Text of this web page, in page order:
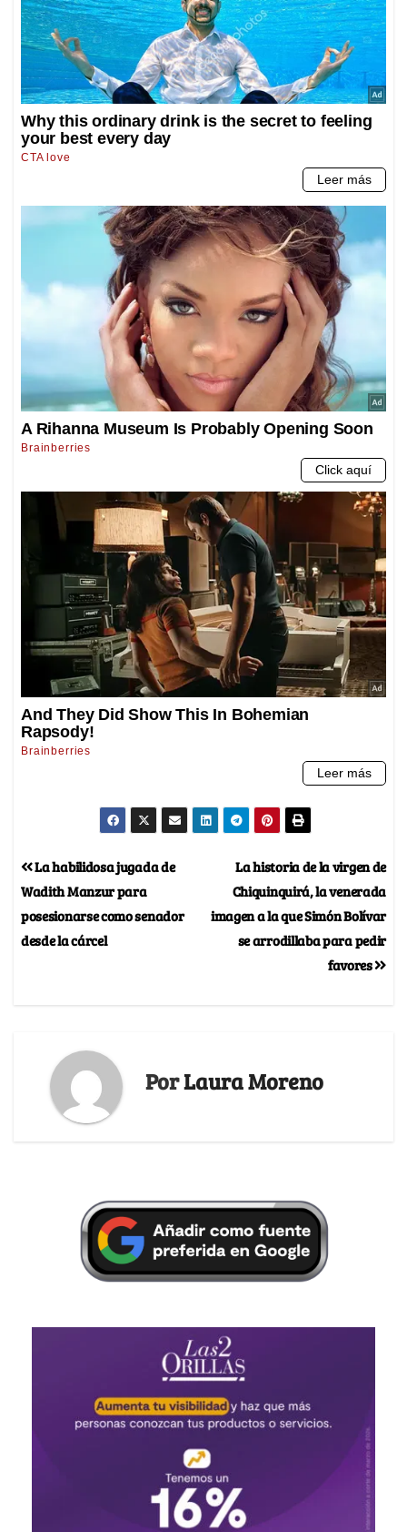
La historia de la virgen de
Chiquinquirá, la venerada
imagen a la que Simón Bolívar
se arrodillaba para pedir
favores
La habilidosa jugada de
Wadith Manzur para
posesionarse como senador
desde la cárcel
PorLaura Moreno